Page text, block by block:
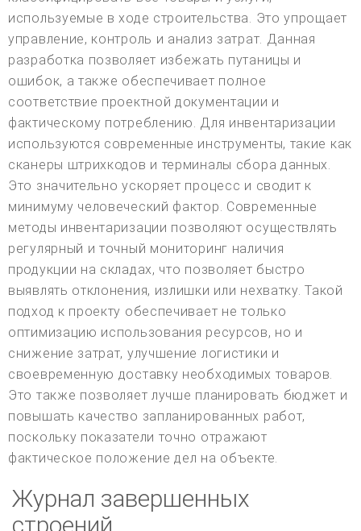
используемые в ходе строительства. Это упрощает
управление, контроль и анализ затрат. Данная
разработка позволяет избежать путаницы и
ошибок, а также обеспечивает полное
соответствие проектной документации и
фактическому потреблению. Для инвентаризации
используются современные инструменты, такие как
сканеры штрихкодов и терминалы сбора данных.
Это значительно ускоряет процесс и сводит к
минимуму человеческий фактор. Современные
методы инвентаризации позволяют осуществлять
регулярный и точный мониторинг наличия
продукции на складах, что позволяет быстро
выявлять отклонения, излишки или нехватку. Такой
подход к проекту обеспечивает не только
оптимизацию использования ресурсов, но и
снижение затрат, улучшение логистики и
своевременную доставку необходимых товаров.
Это также позволяет лучше планировать бюджет и
повышать качество запланированных работ,
поскольку показатели точно отражают
фактическое положение дел на объекте.
Журнал завершенных
строений